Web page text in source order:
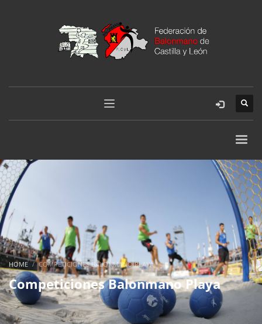
HOME COMPETICIONES BALONMANO PLAYA
Competiciones Balonmano Playa